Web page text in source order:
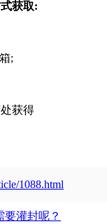
获取:
;
获得
1088.html
要灌封呢？